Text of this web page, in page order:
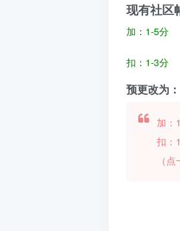
现有社区
加：1-5分
扣：1-3分
预更改为：
加：
扣：
（